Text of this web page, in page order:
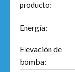
producto:
Energía:
Elevación de
bomba: